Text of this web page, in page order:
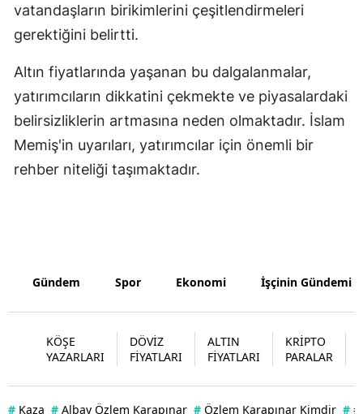
Uşak
Yozgat
Zonguldak
Aksaray
Batman
Şırnak
Bartın
vatandaşların birikimlerini çeşitlendirmeleri
gerektiğini belirtti.
Altın fiyatlarında yaşanan bu dalgalanmalar,
yatırımcıların dikkatini çekmekte ve piyasalardaki
belirsizliklerin artmasına neden olmaktadır. İslam
Memiş'in uyarıları, yatırımcılar için önemli bir
rehber niteliği taşımaktadır.
Gündem Spor Ekonomi İşçinin Gündemi
KÖŞE
YAZARLARI
DÖVİZ
FİYATLARI
ALTIN
FİYATLARI
KRİPTO
PARALAR
# Kaza # Albay Özlem Karapınar # Özlem Karapınar Kimdir #